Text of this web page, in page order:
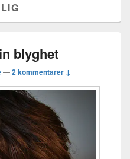
blyghet
—2 kommentarer ↓